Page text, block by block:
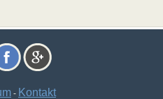
- Kontakt